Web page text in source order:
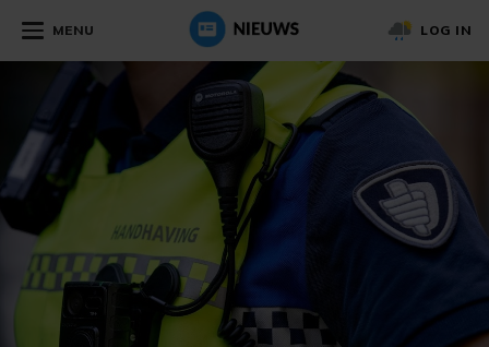
MENU LOG IN